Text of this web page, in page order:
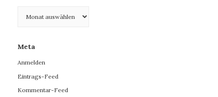
Meta
Anmelden
Eintrags-Feed
Kommentar-Feed